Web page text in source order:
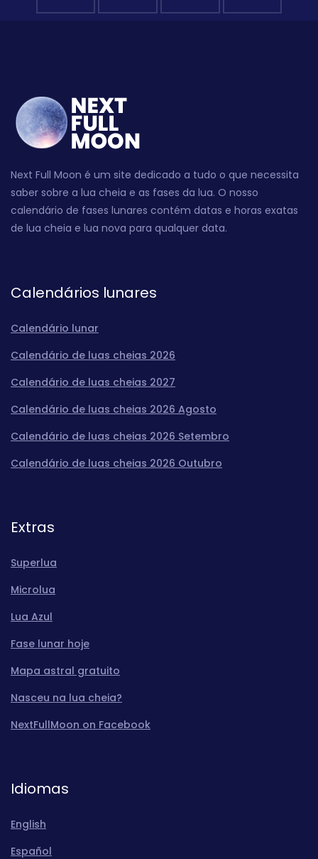
Next Full Moon é um site dedicado a tudo o que necessita
saber sobre a lua cheia e as fases da lua. O nosso
calendário de fases lunares contém datas e horas exatas
de lua cheia e lua nova para qualquer data.
Calendários lunares
Calendário lunar
Calendário de luas cheias 2026
Calendário de luas cheias 2027
Calendário de luas cheias 2026 Agosto
Calendário de luas cheias 2026 Setembro
Calendário de luas cheias 2026 Outubro
Extras
Superlua
Microlua
Lua Azul
Fase lunar hoje
Mapa astral gratuito
Nasceu na lua cheia?
NextFullMoon on Facebook
Idiomas
English
Español